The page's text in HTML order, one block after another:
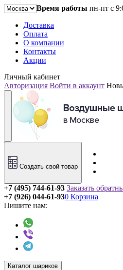
Время работы пн-пт с
Доставка
Оплата
О компании
Контакты
Акции
Личный кабинет
Авторизация Войти в аккаунт
Создать свой товар
+7 (495) 744-61-93 Заказать
+7 (926) 044-61-93
Пишите нам:
0 Корзина
Каталог шариков